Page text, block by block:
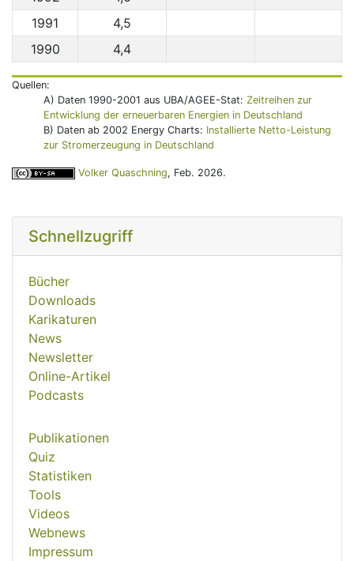
1991
4,5
1990
4,4
Quellen:
A) Daten 1990-2001 aus UBA/AGEE-Stat: Zeitreihen zur
Entwicklung der erneuerbaren Energien in Deutschland
B) Daten ab 2002 Energy Charts: Installierte Netto-Leistung
zur Stromerzeugung in Deutschland
Volker Quaschning, Feb. 2026.
Schnellzugriff
Bücher
Downloads
Karikaturen
News
Newsletter
Online-Artikel
Podcasts
Publikationen
Quiz
Statistiken
Tools
Videos
Webnews
Impressum